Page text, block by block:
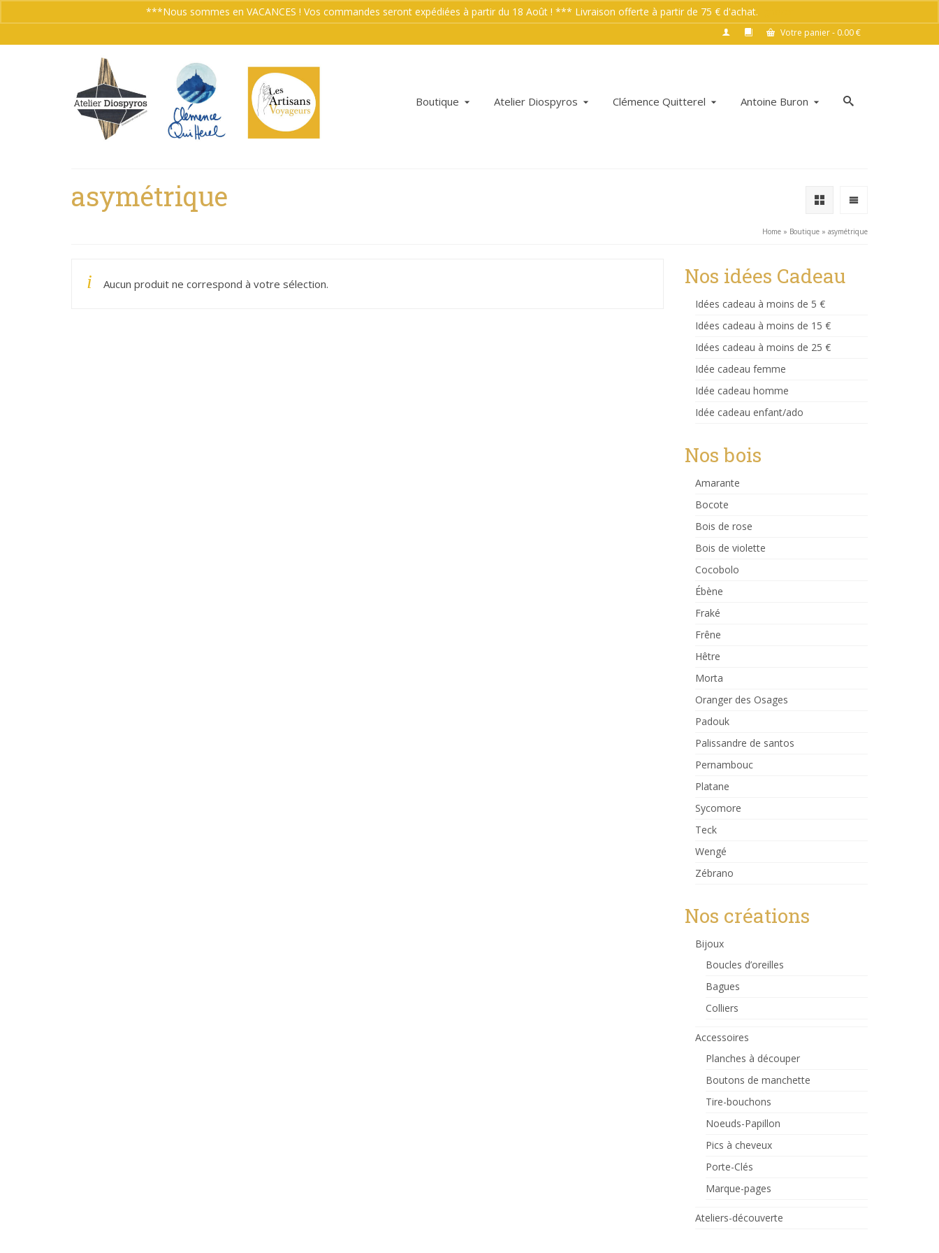
Votre panier- 0.00€
Boutique Atelier Diospyros Clémence Quitterel Antoine Buron
asymétrique
Home » Boutique » asymétrique
Aucun produit ne correspond à votre sélection. Nos idées Cadeau
Idées cadeau à moins de 5 €
Idées cadeau à moins de 15 €
Idées cadeau à moins de 25 €
Idée cadeau femme
Idée cadeau homme
Idée cadeau enfant/ado
Nos bois
Amarante
Bocote
Bois de rose
Bois de violette
Cocobolo
Ébène
Fraké
Frêne
Hêtre
Morta
Oranger des Osages
Padouk
Palissandre de santos
Pernambouc
Platane
Sycomore
Teck
Wengé
Zébrano
Nos créations
Bijoux
Boucles d’oreilles
Bagues
Colliers
Accessoires
Planches à découper
Boutons de manchette
Tire-bouchons
Noeuds-Papillon
Pics à cheveux
Porte-Clés
Marque-pages
Ateliers-découverte
***Nous sommes en VACANCES ! Vos commandes seront expédiées à partir du 18 Août ! *** Livraison offerte à partir de 75 € d'achat.